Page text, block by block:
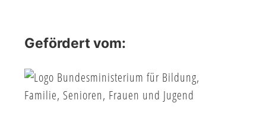
Gefördert vom: